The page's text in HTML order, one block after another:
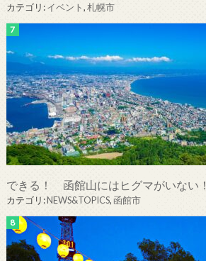
カテゴリ:イベント,札幌市
できる！ 函館山にはヒグマがいない！
カテゴリ:NEWS&TOPICS,函館市